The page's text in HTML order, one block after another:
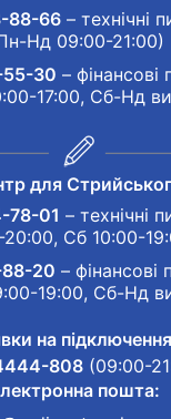
88-66 – технічні
Нд 09:00-21:00)
30 – фінансові
17:00, Сб-Нд
для
78-01 – технічні
Сб 10:00-
20 – фінансові
19:00, Сб-Нд
на
808 (09:00-
пошта: